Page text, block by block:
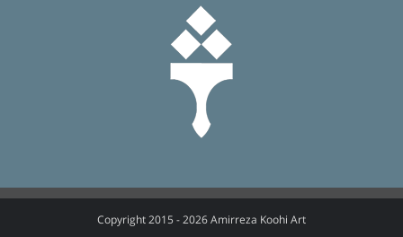
Copyright 2015 -2026 Amirreza Koohi Art